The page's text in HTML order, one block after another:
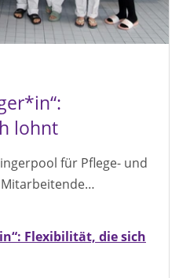
lohnt
für Pflege- und
Mitarbeitende…
Flexibilität, die sich